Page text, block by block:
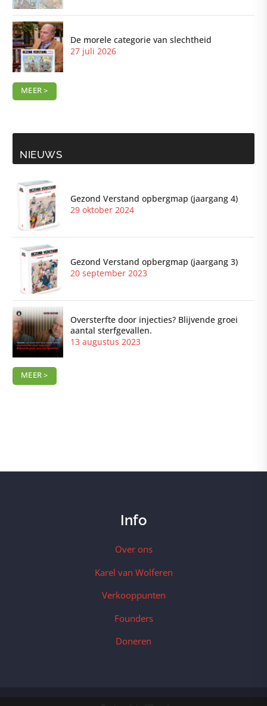
De morele categorie van slechtheid
27 juli 2026
MEER >
NIEUWS
Gezond Verstand opbergmap (jaargang 4)
29 oktober 2024
Gezond Verstand opbergmap (jaargang 3)
20 september 2023
Oversterfte door injecties? Blijvende groei
aantal sterfgevallen.
13 augustus 2023
MEER >
Info
Over ons
Karel van Wolferen
Verkooppunten
Founders
Doneren